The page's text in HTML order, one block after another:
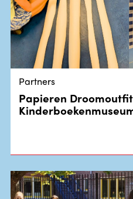
Partners
Papieren